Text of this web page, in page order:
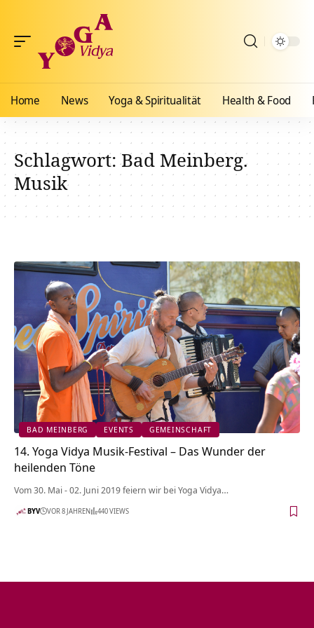
Home News Yoga & Spiritualität Health & Food
Schlagwort:Bad Meinberg.
Musik
BAD MEINBERG EVENTS GEMEINSCHAFT
14. Yoga Vidya Musik-Festival – Das Wunder der
heilenden Töne
Vom 30. Mai - 02. Juni 2019 feiern wir bei Yoga Vidya…
BYV VOR 8 JAHREN 440 VIEWS